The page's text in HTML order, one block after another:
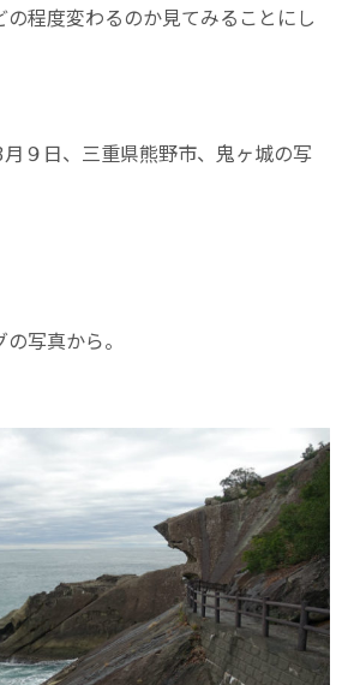
程度変わるのか見てみることにし
９日、三重県熊野市、鬼ヶ城の写
写真から。